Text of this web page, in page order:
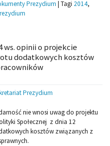
Prezydium | Tagi 2014,
ws. opinii o projekcie
dodatkowych kosztów
Prezydium
nie wnosi uwag do projektu
Społecznej z dnia 12
kosztów związanych z